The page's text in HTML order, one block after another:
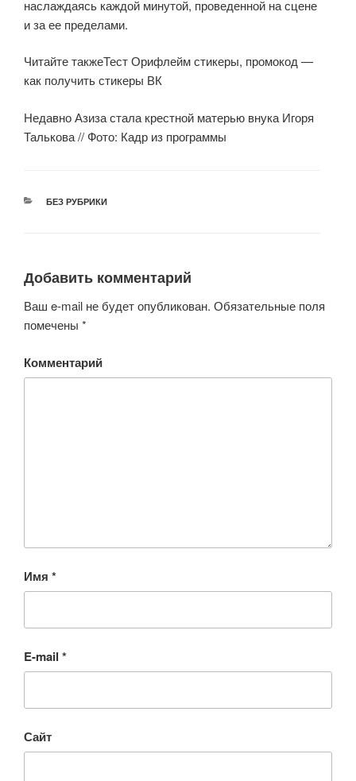
наслаждаясь каждой минутой, проведенной на сцене
и за ее пределами.
Читайте такжеТест Орифлейм стикеры, промокод —
как получить стикеры ВК
Недавно Азиза стала крестной матерью внука Игоря
Талькова// Фото: Кадр из программы
РУБРИКИ
БЕЗ РУБРИКИ
Добавить комментарий
Ваш e-mail не будет опубликован. Обязательные поля
помечены *
Комментарий
Имя *
E-mail *
Сайт